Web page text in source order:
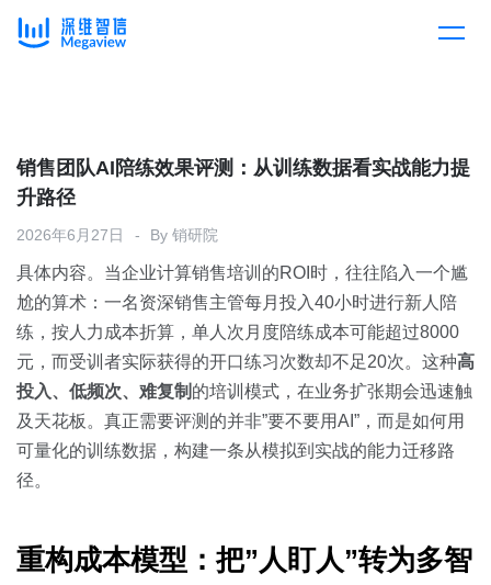
产品总览
产品集成
下载客户端
解决方案
按行业
消费医疗
教育
汽车
金融
客户案例
开放平台
定价
资源中心
全部
销售团队AI陪练效果评测：从训练数据看实战能力提
升路径
2026年6月27日 By 销研院
具体内容。当企业计算销售培训的ROI时，往往陷入一个尴
尬的算术：一名资深销售主管每月投入40小时进行新人陪
练，按人力成本折算，单人次月度陪练成本可能超过8000
元，而受训者实际获得的开口练习次数却不足20次。这种高
投入、低频次、难复制 的培训模式，在业务扩张期会迅速触
及天花板。真正需要评测的并非”要不要用AI”，而是如何用
可量化的训练数据，构建一条从模拟到实战的能力迁移路
径。
重构成本模型：把”人盯人”转为多智